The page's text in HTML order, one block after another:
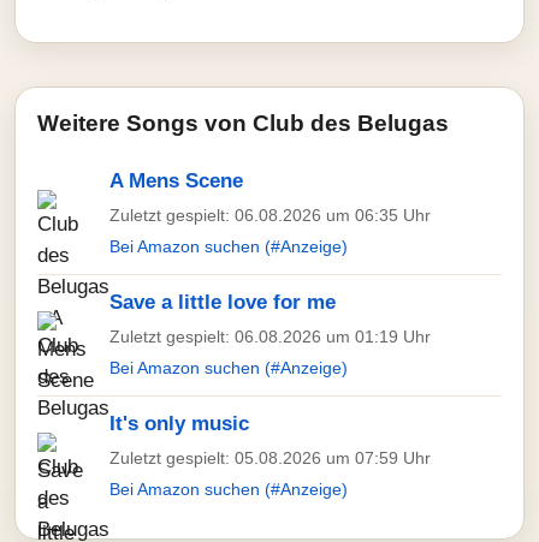
Weitere Songs von Club des Belugas
A Mens Scene
Zuletzt gespielt: 06.08.2026 um 06:35 Uhr
Bei Amazon suchen (#Anzeige)
Save a little love for me
Zuletzt gespielt: 06.08.2026 um 01:19 Uhr
Bei Amazon suchen (#Anzeige)
It's only music
Zuletzt gespielt: 05.08.2026 um 07:59 Uhr
Bei Amazon suchen (#Anzeige)